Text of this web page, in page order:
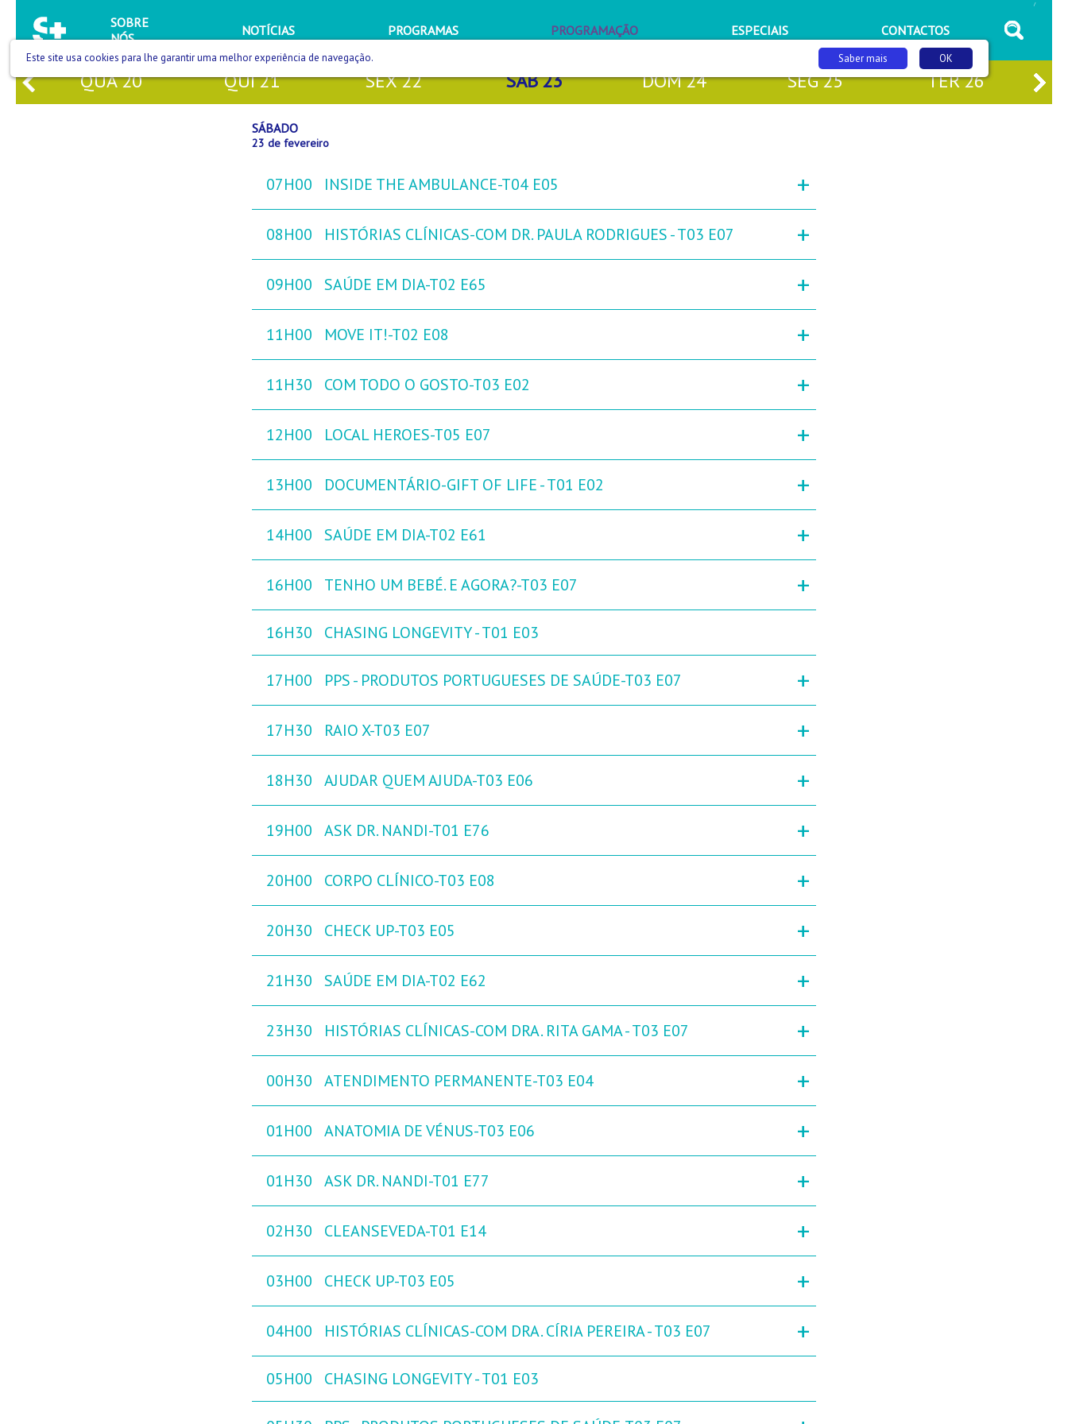
SOBRE
NÓS
NOTÍCIAS PROGRAMAS PROGRAMAÇÃO ESPECIAIS CONTACTOS
/
QUA20 QUI21 SEX22 SÁB23 DOM24 SEG25 TER26
SÁBADO
23 de fevereiro
07H00 INSIDE THE AMBULANCE-T04 E05 +
08H00 HISTÓRIAS CLÍNICAS-COM DR. PAULA RODRIGUES - T03 E07 +
09H00 SAÚDE EM DIA-T02 E65 +
11H00 MOVE IT!-T02 E08 +
11H30 COM TODO O GOSTO-T03 E02 +
12H00 LOCAL HEROES-T05 E07 +
13H00 DOCUMENTÁRIO-GIFT OF LIFE - T01 E02 +
14H00 SAÚDE EM DIA-T02 E61 +
16H00 TENHO UM BEBÉ. E AGORA?-T03 E07 +
16H30 CHASING LONGEVITY - T01 E03
17H00 PPS - PRODUTOS PORTUGUESES DE SAÚDE-T03 E07 +
17H30 RAIO X-T03 E07 +
18H30 AJUDAR QUEM AJUDA-T03 E06 +
19H00 ASK DR. NANDI-T01 E76 +
20H00 CORPO CLÍNICO-T03 E08 +
20H30 CHECK UP-T03 E05 +
21H30 SAÚDE EM DIA-T02 E62 +
23H30 HISTÓRIAS CLÍNICAS-COM DRA. RITA GAMA - T03 E07 +
00H30 ATENDIMENTO PERMANENTE-T03 E04 +
01H00 ANATOMIA DE VÉNUS-T03 E06 +
01H30 ASK DR. NANDI-T01 E77 +
02H30 CLEANSEVEDA-T01 E14 +
03H00 CHECK UP-T03 E05 +
04H00 HISTÓRIAS CLÍNICAS-COM DRA. CÍRIA PEREIRA - T03 E07 +
05H00 CHASING LONGEVITY - T01 E03
Este site usa cookies para lhe garantir uma melhor experiência de navegação. OK
Saber mais